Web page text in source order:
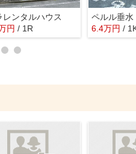
レンタルハウス
円 / 1R
ペルル垂水
6.4万円 /